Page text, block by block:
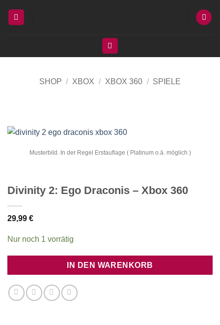
Inhalt
SHOP / XBOX / XBOX 360 / SPIELE
Musterbild. In der Regel Erstauflage ( Platinum o.ä. möglich )
Divinity 2: Ego Draconis – Xbox 360
29,99 €
Nur noch 1 vorrätig
IN DEN WARENKORB